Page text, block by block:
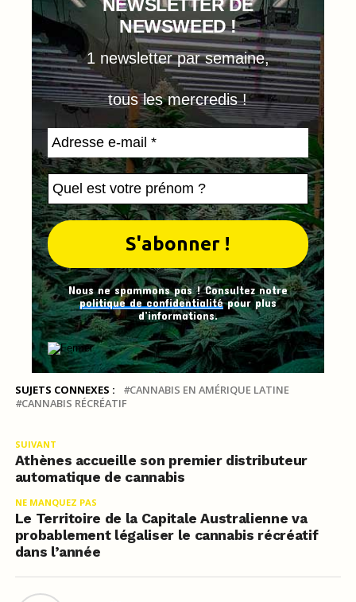
NEWSLETTER DE
NEWSWEED !
1 newsletter par semaine,
tous les mercredis !
Nous ne spammons pas ! Consultez notre
politique de confidentialitépour plus
d’informations.
SUJETS CONNEXES :
CANNABIS EN AMÉRIQUE LATINE
CANNABIS RÉCRÉATIF
SUIVANT
Athènes accueille son premier distributeur
automatique de cannabis
NE MANQUEZ PAS
Le Territoire de la Capitale Australienne va
probablement légaliser le cannabis récréatif
dans l’année